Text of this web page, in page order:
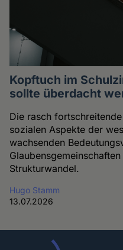
Kopftuch im
sollte überdacht
Die rasch
sozialen Aspekte der
wachsenden
Strukturwandel.
Hugo Stamm
13.07.2026